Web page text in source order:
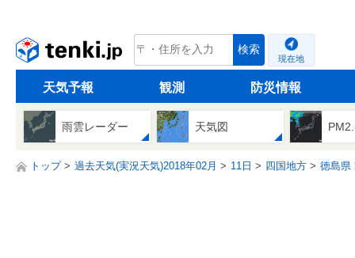
tenki.jp 検索
現在地
天気予報 観測 防災情報
雨雲レーダー 天気図
トップ 過去天気(実況天気)2018年02月 11日 四国地方 徳島県